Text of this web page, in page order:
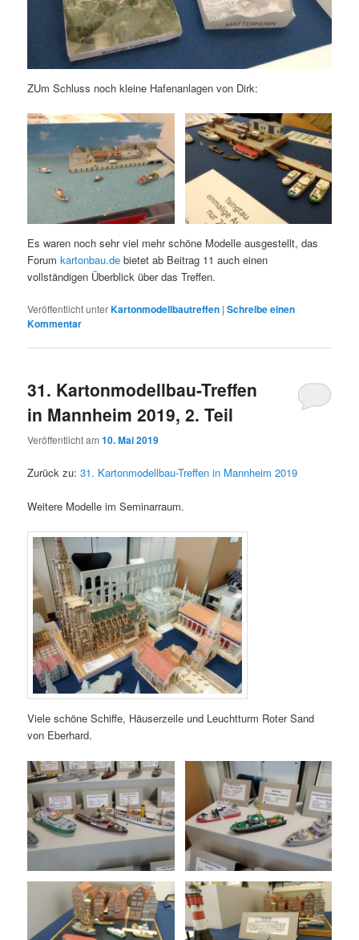
ZUm Schluss noch kleine Hafenanlagen von Dirk:
Es waren noch sehr viel mehr schöne Modelle ausgestellt, das
Forumkartonbau.debietet ab Beitrag 11 auch einen
vollständigen Überblick über das Treffen.
Veröffentlicht unterKartonmodellbautreffen |Schreibe einen
Kommentar
31. Kartonmodellbau-Treffen
in Mannheim 2019, 2. Teil
Veröffentlicht am10. Mai 2019
Zurück zu:31. Kartonmodellbau-Treffen in Mannheim 2019
Weitere Modelle im Seminarraum.
Viele schöne Schiffe, Häuserzeile und Leuchtturm Roter Sand
von Eberhard.